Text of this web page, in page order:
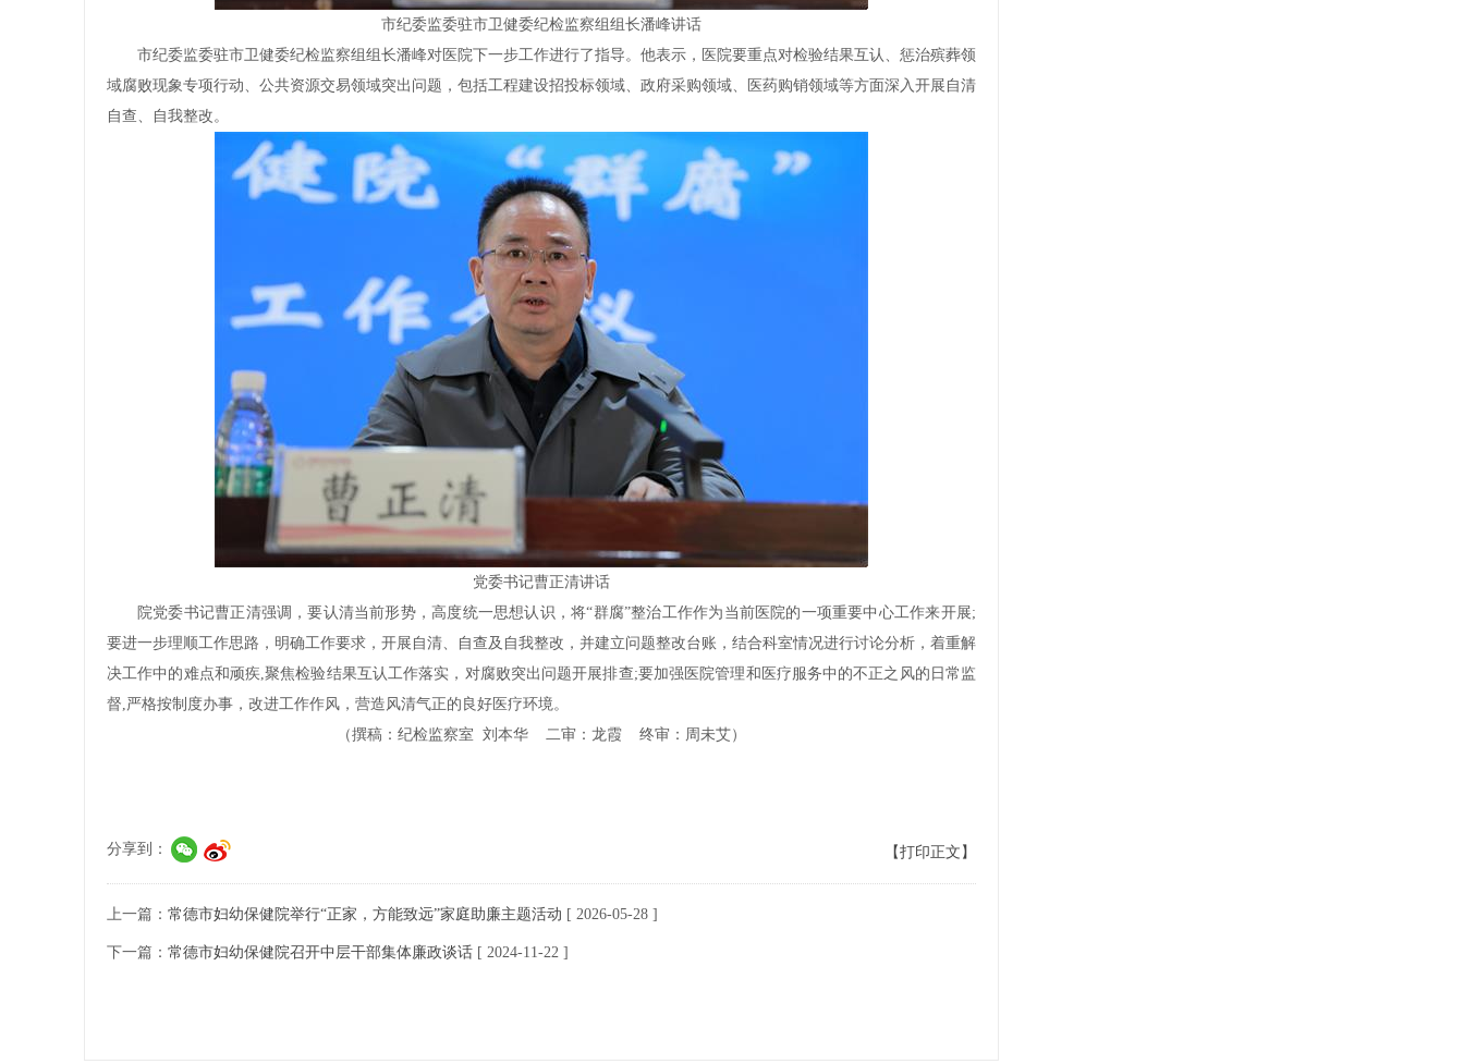
市纪委监委驻市卫健委纪检监察组组长潘峰讲话
市纪委监委驻市卫健委纪检监察组组长潘峰对医院下一步工作进行了指导。他表示，医院要重点对检验结果互认、惩治殡葬领
域腐败现象专项行动、公共资源交易领域突出问题，包括工程建设招投标领域、政府采购领域、医药购销领域等方面深入开展自清
自查、自我整改。
党委书记曹正清讲话
院党委书记曹正清强调，要认清当前形势，高度统一思想认识，将“群腐”整治工作作为当前医院的一项重要中心工作来开展;
要进一步理顺工作思路，明确工作要求，开展自清、自查及自我整改，并建立问题整改台账，结合科室情况进行讨论分析，着重解
决工作中的难点和顽疾,聚焦检验结果互认工作落实，对腐败突出问题开展排查;要加强医院管理和医疗服务中的不正之风的日常监
督,严格按制度办事，改进工作作风，营造风清气正的良好医疗环境。
（撰稿：纪检监察室 刘本华 二审：龙霞 终审：周未艾）
分享到： 【打印正文】
上一篇： 常德市妇幼保健院举行“正家，方能致远”家庭助廉主题活动 [ 2026-05-28 ]
下一篇： 常德市妇幼保健院召开中层干部集体廉政谈话 [ 2024-11-22 ]